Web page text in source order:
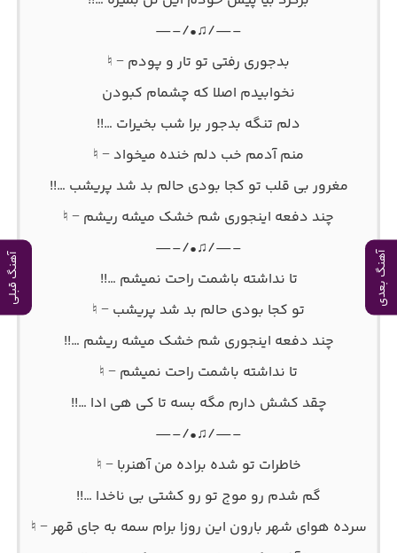
آهنگ بعدی آهنگ قبلی
–—/♫•/–—
بدجوری رفتی تو تار و پودم − ♮
نخوابیدم اصلا که چشمام کبودن
دلم تنگه بدجور برا شب بخیرات …!!
منم آدمم خب دلم خنده میخواد − ♮
مغرور بی قلب تو کجا بودی حالم بد شد پریشب …!!
چند دفعه اینجوری شم خشک میشه ریشم − ♮
–—/♫•/–—
تا نداشته باشمت راحت نمیشم …!!
تو کجا بودی حالم بد شد پریشب − ♮
چند دفعه اینجوری شم خشک میشه ریشم …!!
تا نداشته باشمت راحت نمیشم − ♮
چقد کشش دارم مگه بسه تا کی هی ادا …!!
–—/♫•/–—
خاطرات تو شده براده من آهنربا − ♮
گم شدم رو موج تو رو کشتی بی ناخدا …!!
سرده هوای شهر بارون این روزا برام سمه به جای قهر − ♮